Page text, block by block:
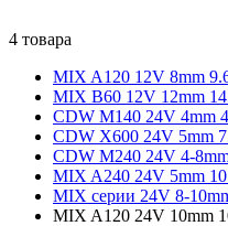
4 товара
MIX A120 12V 8mm
MIX B60 12V 12mm
CDW M140 24V 4mm
CDW X600 24V 5mm
CDW M240 24V 4-
MIX A240 24V 5mm
MIX серии 24V 8-
MIX A120 24V 10mm